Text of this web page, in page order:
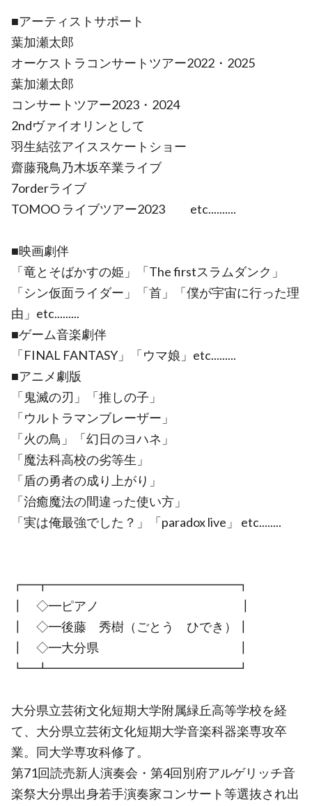
■アーティストサポート
葉加瀬太郎
オーケストラコンサートツアー2022・2025
葉加瀬太郎
コンサートツアー2023・2024
2ndヴァイオリンとして
羽生結弦アイススケートショー
齋藤飛鳥乃木坂卒業ライブ
7orderライブ
TOMOO ライブツアー2023 etc..........
■映画劇伴
「竜とそばかすの姫」「The firstスラムダンク」
「シン仮面ライダー」「首」「僕が宇宙に行った理
由」etc.........
■ゲーム音楽劇伴
「FINAL FANTASY」「ウマ娘」etc.........
■アニメ劇版
「鬼滅の刃」「推しの子」
「ウルトラマンブレーザー」
「火の鳥」「幻日のヨハネ」
「魔法科高校の劣等生」
「盾の勇者の成り上がり」
「治癒魔法の間違った使い方」
「実は俺最強でした？」「paradox live」 etc........
┏━┳━━━━━━━━━━━━━━━┓
┃ ◇━ピアノ ┃
┃ ◇━後藤 秀樹（ごとう ひでき）┃
┃ ◇━大分県 ┃
┗━┻━━━━━━━━━━━━━━━┛
大分県立芸術文化短期大学附属緑丘高等学校を経
て、大分県立芸術文化短期大学音楽科器楽専攻卒
業。同大学専攻科修了。
第71回読売新人演奏会・第4回別府アルゲリッチ音
楽祭大分県出身若手演奏家コンサート等選抜され出